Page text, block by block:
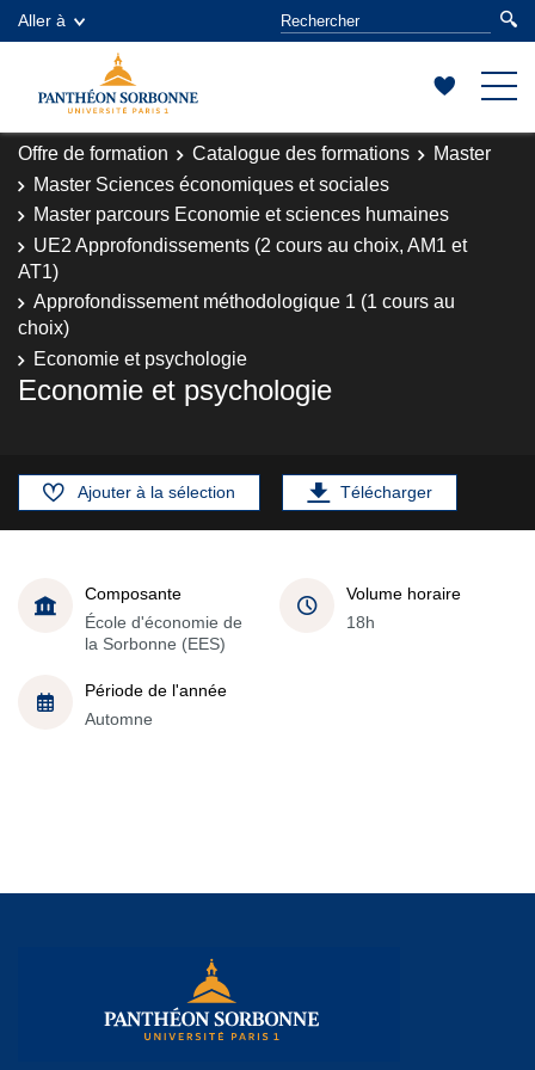
Aller à
Offre de formation Catalogue des formations
Master
Master Sciences économiques et sociales
Master parcours Economie et sciences humaines
UE2 Approfondissements (2 cours au choix, AM1 et
AT1)
Approfondissement méthodologique 1 (1 cours au
choix)
Economie et psychologie
Economie et psychologie
Ajouter à la sélection Télécharger
Composante
École d'économie de
la Sorbonne (EES)
Volume horaire
18h
Période de l'année
Automne